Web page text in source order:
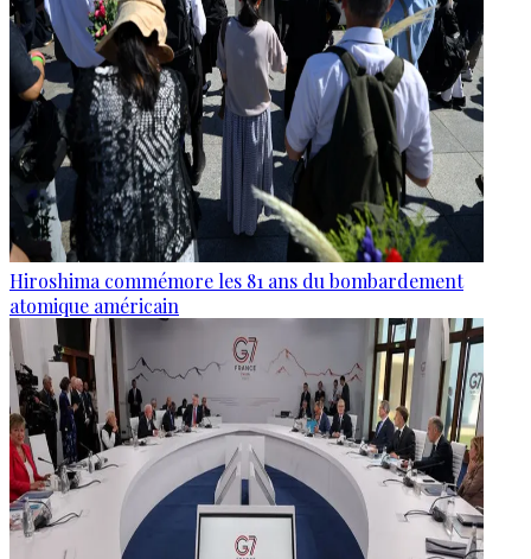
Hiroshima commémore les 81 ans du bombardement
atomique américain